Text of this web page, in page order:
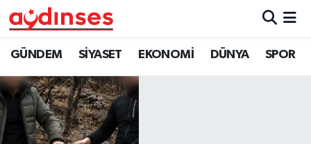
GÜNDEM SİYASET EKONOMİ DÜNYA SPOR
GÜNDEM
SİYASET
EKONOMİ
Nöbetçi Eczaneler
Hava Durumu
Aydin Namaz Vakitleri